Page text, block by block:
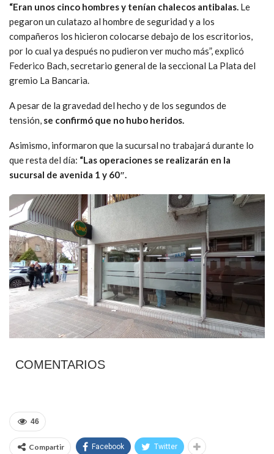
“Eran unos cinco hombres y tenían chalecos antibalas. Le
pegaron un culatazo al hombre de seguridad y a los
compañeros los hicieron colocarse debajo de los escritorios,
por lo cual ya después no pudieron ver mucho más”, explicó
Federico Bach, secretario general de la seccional La Plata del
gremio La Bancaria.
A pesar de la gravedad del hecho y de los segundos de
tensión, se confirmó que no hubo heridos.
Asimismo, informaron que la sucursal no trabajará durante lo
que resta del día: “Las operaciones se realizarán en la
sucursal de avenida 1 y 60″.
COMENTARIOS
46
Compartir Facebook Twitter